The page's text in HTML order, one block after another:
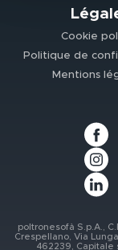
Cookie
Politique de
Mentions
poltronesofà S.p.A.,
Crespellano, Via
462239, Capitale